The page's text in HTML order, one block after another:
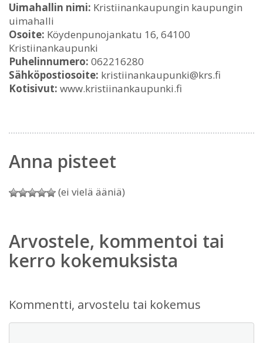
Uimahallin nimi: Kristiinankaupungin kaupungin
uimahalli
Osoite: Köydenpunojankatu 16, 64100
Kristiinankaupunki
Puhelinnumero: 062216280
Sähköpostiosoite: kristiinankaupunki@krs.fi
Kotisivut: www.kristiinankaupunki.fi
Anna pisteet
(ei vielä ääniä)
Arvostele, kommentoi tai
kerro kokemuksista
Kommentti, arvostelu tai kokemus